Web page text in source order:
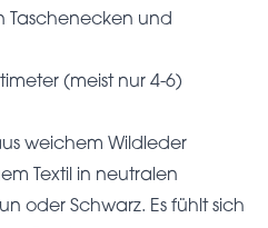
Taschenecken und
(meist nur 4-6)
weichem Wildleder
Textil in neutralen
oder Schwarz. Es fühlt sich